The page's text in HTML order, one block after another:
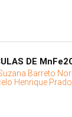
DE
Barreto
Henrique